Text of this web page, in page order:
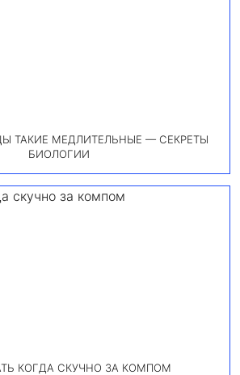
ТАКИЕ МЕДЛИТЕЛЬНЫЕ — СЕКРЕТЫ
БИОЛОГИИ
КОГДА СКУЧНО ЗА КОМПОМ